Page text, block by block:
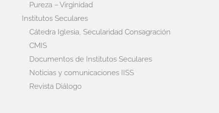
Pureza – Virginidad
Institutos Seculares
Cátedra Iglesia, Secularidad Consagración
CMIS
Documentos de Institutos Seculares
Noticias y comunicaciones IISS
Revista Diálogo